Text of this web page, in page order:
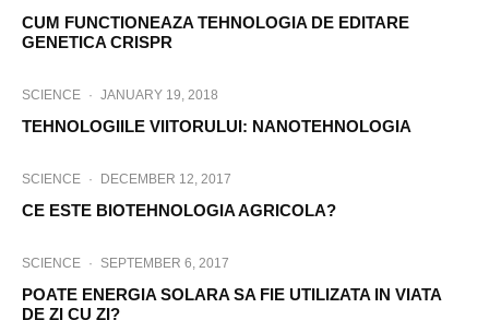
CUM FUNCTIONEAZA TEHNOLOGIA DE EDITARE
GENETICA CRISPR
SCIENCE · JANUARY 19, 2018
TEHNOLOGIILE VIITORULUI: NANOTEHNOLOGIA
SCIENCE · DECEMBER 12, 2017
CE ESTE BIOTEHNOLOGIA AGRICOLA?
SCIENCE · SEPTEMBER 6, 2017
POATE ENERGIA SOLARA SA FIE UTILIZATA IN VIATA
DE ZI CU ZI?